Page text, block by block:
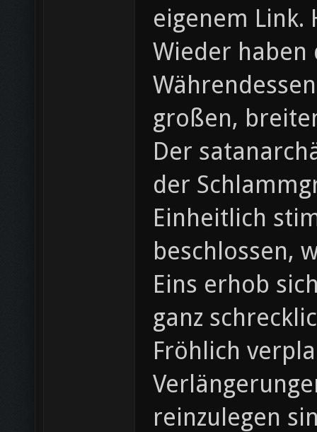
eigenem Link.
Wieder haben
großen,
Der
der
Einheitlich
beschlossen,
Eins erhob
ganz
Fröhlich
reinzulegen